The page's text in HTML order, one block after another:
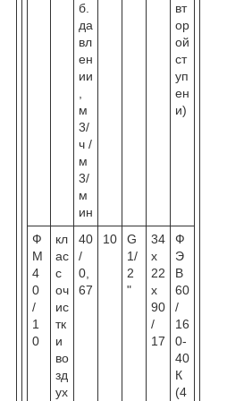
б.
да
вл
ен
ии
м
3/
ч /
м
3/
м
ин
вт
ор
ой
ст
уп
ен
и)
Ф
М
4
0
/
1
0
кл
ас
с
оч
ис
тк
и
во
зд
ух
40
/
0,
67
10
G
1/
2
"
34
х
22
х
90
/
17
Ф
Э
В
60
/
16
0-
40
К
(4